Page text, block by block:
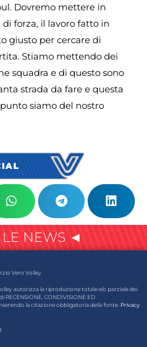
Dovremo mettere in
forza, il lavoro fatto in
giusto per cercare di
Stiamo mettendo dei
squadra e di questo sono
strada da fare e questa
siamo del nostro
LE NEWS ◄
Vero Volley
autorizza la riproduzione totale e/o parziale dei
RECENSIONE, CONDIVISIONE ED
la citazione obbligatoria della fonte. Privacy